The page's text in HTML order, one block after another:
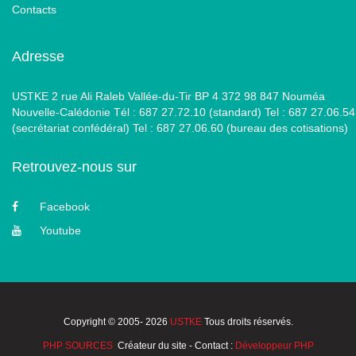
Contacts
Adresse
USTKE 2 rue Ali Raleb Vallée-du-Tir BP 4 372 98 847 Nouméa
Nouvelle-Calédonie Tél : 687 27.72.10 (standard) Tel : 687 27.06.54
(secrétariat confédéral) Tel : 687 27.06.60 (bureau des cotisations)
Retrouvez-nous sur
Facebook
Youtube
Copyright © 2005- 2026 USTKETous droits réservés.
PHP SOURCESCréateur du site - Contact : Développeur PHP